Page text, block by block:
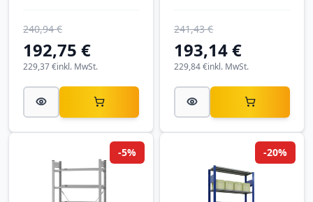
192,75 €
240,94 €
inkl. MwSt.
229,37 €
193,14 €
241,43 €
inkl. MwSt.
229,84 €
-5% -20%